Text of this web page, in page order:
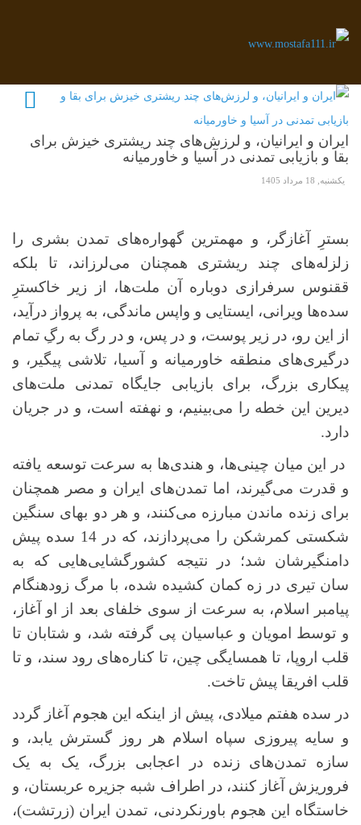
ایران و ایرانیان، و لرزش‌های چند ریشتری خیزش برای
بقا و بازیابی تمدنی در آسیا و خاورمیانه
یکشنبه, 18 مرداد 1405
بسترِ آغازگر، و مهمترین گهواره‌های تمدن بشری را
زلزله‌های چند ریشتری همچنان می‌لرزاند، تا بلکه
ققنوس سرفرازی دوباره آن ملت‌ها، از زیر خاکسترِ
سده‌ها ویرانی، ایستایی و واپس ماندگی، به پرواز درآید،
از این رو، در زیر پوست، و در پس، و در رگ به رگِ تمام
درگیری‌های منطقه خاورمیانه و آسیا، تلاشی پیگیر، و
پیکاری بزرگ، برای بازیابی جایگاه تمدنی ملت‌های
دیرین این خطه را می‌بینیم، و نهفته است، و در جریان
دارد.
در این میان چینی‌ها، و هندی‌ها به سرعت توسعه یافته
و قدرت می‌گیرند، اما تمدن‌های ایران و مصر همچنان
برای زنده ماندن مبارزه می‌کنند، و هر دو بهای سنگین
شکستی کمرشکن را می‌پردازند، که در 14 سده پیش
دامنگیرشان شد؛ در نتیجه کشورگشایی‌هایی که به
سان تیری در زه کمان کشیده شده، با مرگ زودهنگام
پیامبر اسلام، به سرعت از سوی خلفای بعد از او آغاز،
و توسط امویان و عباسیان پی گرفته شد، و شتابان تا
قلب اروپا، تا همسایگی چین، تا کناره‌های رود سند، و تا
قلب افریقا پیش تاخت.
در سده هفتم میلادی، پیش از اینکه این هجوم آغاز گردد
و سایه پیروزی سپاه اسلام هر روز گسترش ‌یابد، و
سازه‌ تمدن‌های زنده در اعجابی بزرگ، یک به یک
فروریزش آغاز کنند، در اطراف شبه جزیره عربستان، و
خاستگاه این هجوم باورنکردنی، تمدن ایران (زرتشت)،